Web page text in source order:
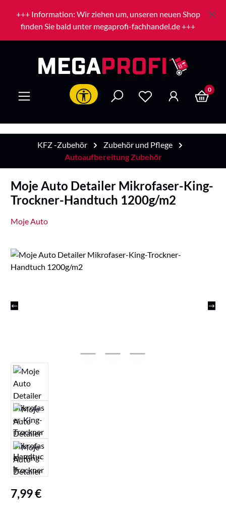
Zum Hauptinhalt springen
+++ Information: Wir ziehen um, unseren neuen Shop
finden Sie bald unter megaprofi-fachhandel.de +++
Werkzeugleiste anzeigen 0
KFZ -Zubehör
Zubehör und Pflege
Autoaufbereitung Zubehör
Moje Auto Detailer Mikrofaser-King-
Trockner-Handtuch 1200g/m2
Moje Auto
Bildergalerie überspringen
Regulärer Preis:
7,99 €